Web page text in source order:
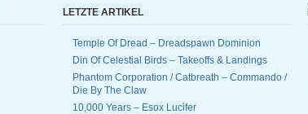
LETZTE ARTIKEL
Temple Of Dread – Dreadspawn Dominion
Din Of Celestial Birds – Takeoffs & Landings
Phantom Corporation / Catbreath – Commando /
Die By The Claw
10,000 Years – Esox Lucifer